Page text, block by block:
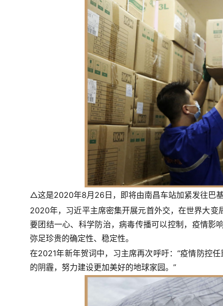
△这是2020年8月26日，即将由南昌车站加紧发往巴
2020年，习近平主席密集开展元首外交，在世界大变
要团结一心、科学防治，病毒传播可以控制，疫情影
弥足珍贵的确定性、稳定性。
在2021年新年贺词中，习主席再次呼吁：“疫情防控任
的阴霾，努力建设更加美好的地球家园。”